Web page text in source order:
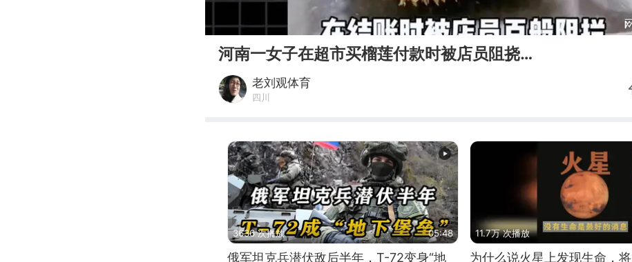
00:00
河南一女子在超市买榴莲付款时被店员阻挠…
老刘观体育
四川
3636 次播放 05:48
俄军坦克兵潜伏敌后半年，T-72变身“地
11.7万 次播放
为什么说火星上发现生命，